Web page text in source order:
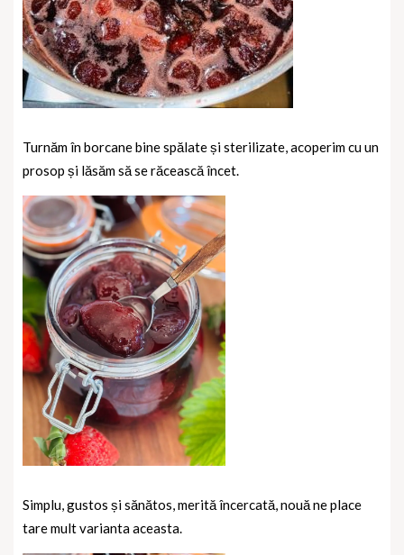
Turnăm în borcane bine spălate și sterilizate, acoperim cu un
prosop și lăsăm să se răcească încet.
Simplu, gustos și sănătos, merită încercată, nouă ne place
tare mult varianta aceasta.